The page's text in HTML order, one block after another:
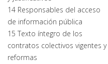
14 Responsables del acceso
de información pública
15 Texto íntegro de los
contratos colectivos vigentes y
reformas